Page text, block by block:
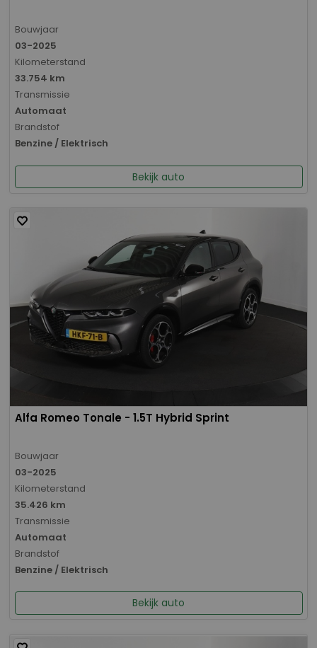
Bouwjaar
03-2025
Kilometerstand
33.754 km
Transmissie
Automaat
Brandstof
Benzine / Elektrisch
Bekijk auto
Alfa Romeo Tonale - 1.5T Hybrid Sprint
Bouwjaar
03-2025
Kilometerstand
35.426 km
Transmissie
Automaat
Brandstof
Benzine / Elektrisch
Bekijk auto